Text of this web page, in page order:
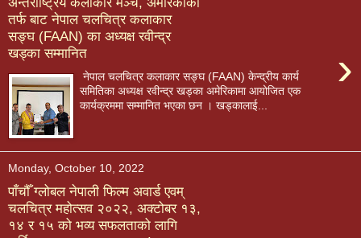
तर्फ बाट नेपाल चलचित्र कलाकार
सङ्घ (FAAN) का अध्यक्ष रवीन्द्र
खड्का सम्मानित
›
नेपाल चलचित्र कलाकार सङ्घ (FAAN) केन्द्रीय कार्य
समितिका अध्यक्ष रवीन्द्र खड्का अमेरिकामा आयोजित एक
कार्यक्रममा सम्मानित भएका छन । खड्कालाई...
Monday, October 10, 2022
पाँचौँ ग्लोबल नेपाली फिल्म अवार्ड एवम्
चलचित्र महोत्सव २०२२, अक्टोबर १३,
१४ र १५ को भव्य सफलताको लागि